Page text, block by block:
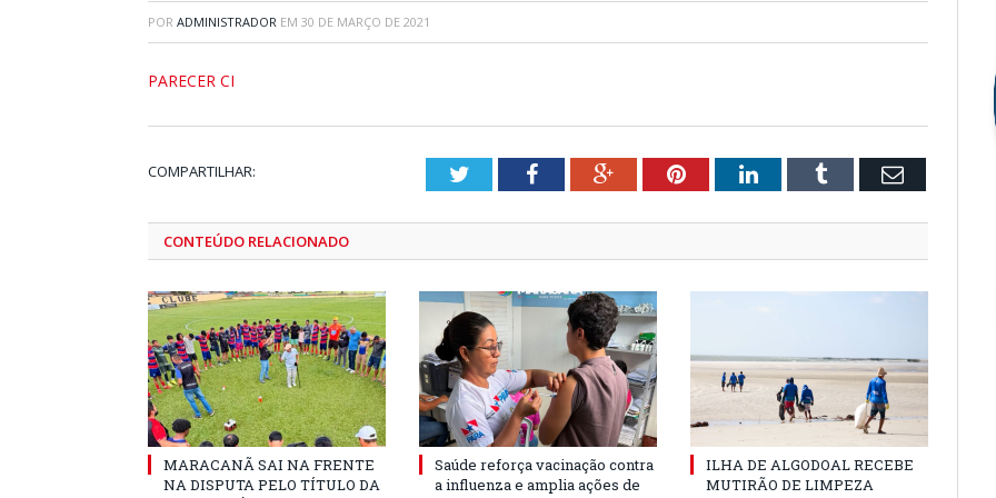
POR ADMINISTRADOR EM 30 DE MARÇO DE 2021
PARECER CI
COMPARTILHAR: TwitterFacebookGoogle+PinterestLinkedInTumblr Email
CONTEÚDO RELACIONADO
MARACANÃ SAI NA FRENTE
NA DISPUTA PELO TÍTULO DA
Saúde reforça vacinação contra
a influenza e amplia ações de
ILHA DE ALGODOAL RECEBE
MUTIRÃO DE LIMPEZA